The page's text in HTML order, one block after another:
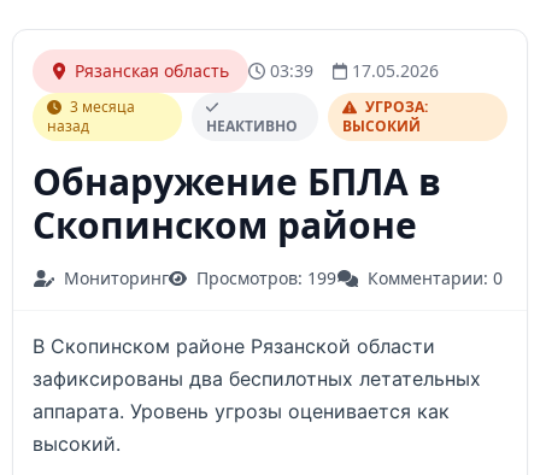
Рязанская область 03:39 17.05.2026
3 месяца
назад
НЕАКТИВНО
УГРОЗА:
ВЫСОКИЙ
Обнаружение БПЛА в
Скопинском районе
Мониторинг Просмотров: 199 Комментарии: 0
В Скопинском районе Рязанской области
зафиксированы два беспилотных летательных
аппарата. Уровень угрозы оценивается как
высокий.